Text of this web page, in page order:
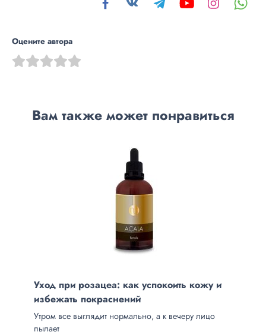
Оцените автора
Вам также может понравиться
Уход при розацеа: как успокоить кожу и
избежать покраснений
Утром все выглядит нормально, а к вечеру лицо
пылает